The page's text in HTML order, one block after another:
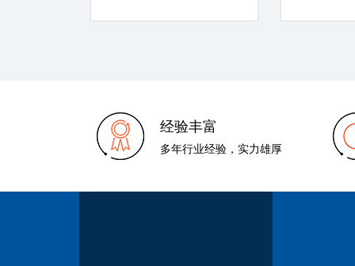
经验丰富
多年行业经验，实力雄厚